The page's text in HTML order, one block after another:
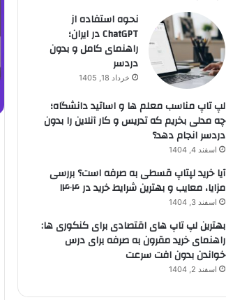
نحوه استفاده از
ChatGPT در ایران؛
راهنمای کامل و بدون
دردسر
خرداد 18, 1405
لپ تاپ مناسب معلم ها و اساتید دانشگاه؛
چه مدلی بخریم که تدریس و کار آنلاین را بدون
دردسر انجام دهد؟
اسفند 4, 1404
آیا خرید لپتاپ قسطی به صرفه است؟ بررسی
مزایا، معایب و بهترین شرایط خرید در ۱۴۰۴
اسفند 3, 1404
بهترین لپ تاپ های اقتصادی برای کنکوری ها:
راهنمای خرید مقرون به صرفه برای درس
خواندن بدون افت سرعت
اسفند 2, 1404